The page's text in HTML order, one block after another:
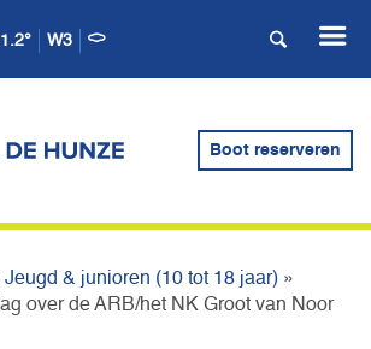
W3
Boot reserveren
NK GROOT VAN
Jeugd & junioren (10 tot 18 jaar) »
over de ARB/het NK Groot van Noor